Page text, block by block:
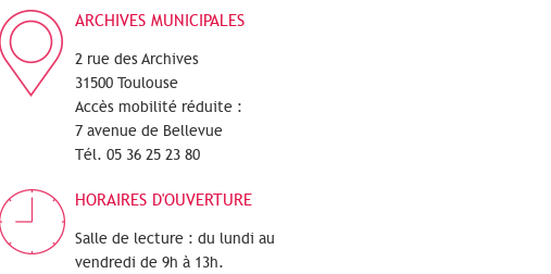
ARCHIVES MUNICIPALES
2 rue des Archives
31500 Toulouse
Accès mobilité réduite :
7 avenue de Bellevue
Tél. 05 36 25 23 80
HORAIRES D'OUVERTURE
Salle de lecture : du lundi au
vendredi de 9h à 13h.